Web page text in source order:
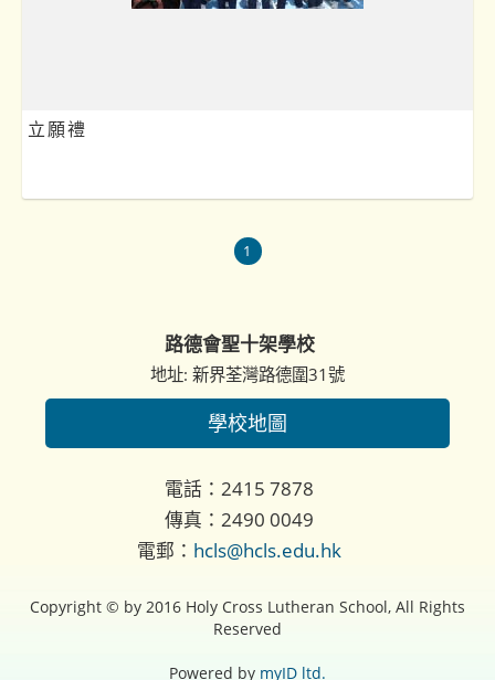
立願禮
1
路德會聖十架學校
地址: 新界荃灣路德圍31號
學校地圖
電話：2415 7878
傳真：2490 0049
電郵： hcls@hcls.edu.hk
Copyright © by 2016 Holy Cross Lutheran School, All Rights
Reserved
Powered by myID ltd.